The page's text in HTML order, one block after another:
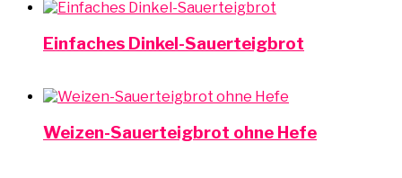
Einfaches Dinkel-Sauerteigbrot
Weizen-Sauerteigbrot ohne Hefe